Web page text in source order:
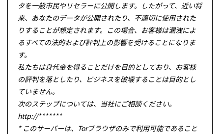
タを一般市民やリセラーに公開します。したがって、近い将
来、あなたのデータが公開されたり、不適切に使用された
りすることが想定されます。この場合、お客様は漏洩によ
るすべての法的および評判上の影響を受けることになりま
す。
私たちは身代金を得ることだけを目的としており、お客様
の評判を落としたり、ビジネスを破壊することは目的とし
ていません。
次のステップについては、当社にご相談ください。
http://*******
* このサーバーは、Torブラウザのみで利用可能であること